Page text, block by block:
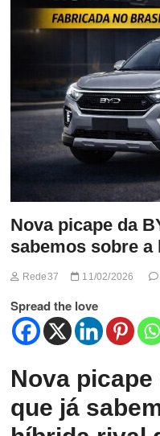
Nova picape da
sabemos sobre
Rede37 11/02/2026
Spread the love
Nova
que já